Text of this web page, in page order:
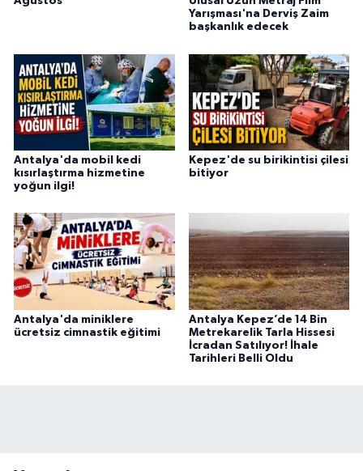
Yarışması'na Derviş Zaim
başkanlık edecek
Antalya'da mobil kedi
kısırlaştırma hizmetine
yoğun ilgi!
Kepez'de su birikintisi çilesi
bitiyor
Antalya'da miniklere
ücretsiz cimnastik eğitimi
Antalya Kepez’de 14 Bin
Metrekarelik Tarla Hissesi
İcradan Satılıyor! İhale
Tarihleri Belli Oldu